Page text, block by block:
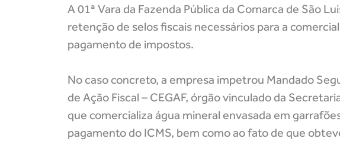
A 01ª Vara da Fazenda Pública da Comarca de São
retenção de selos fiscais necessários para a
pagamento de impostos.
No caso concreto, a empresa impetrou Mandado
de Ação Fiscal – CEGAF, órgão vinculado da
que comercializa água mineral envasada em
pagamento do ICMS, bem como ao fato de que